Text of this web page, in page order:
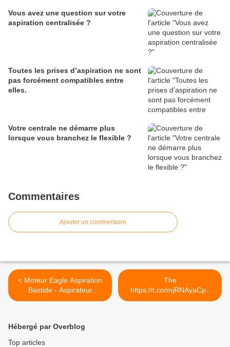
Vous avez une question sur votre
aspiration centralisée ?
Toutes les prises d’aspiration ne sont
pas forcément compatibles entre
elles.
Votre centrale ne démarre plus
lorsque vous branchez le flexible ?
Commentaires
Ajouter un commentaire
< Moteur Eagle Aspiration
Bastide - Aspirateur
centralisé
The
https://t.co/mjRNAyaCph
Daily est en ligne!... >
Hébergé par Overblog
Top articles